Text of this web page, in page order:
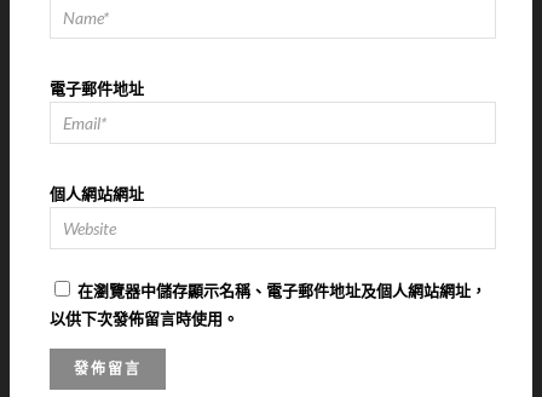
電子郵件地址
個人網站網址
在瀏覽器中儲存顯示名稱、電子郵件地址及個人網站網址，
以供下次發佈留言時使用。